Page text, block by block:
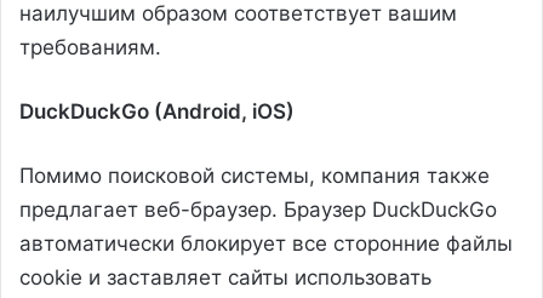
наилучшим образом соответствует вашим
требованиям.
DuckDuckGo (Android, iOS)
Помимо поисковой системы, компания также
предлагает веб-браузер. Браузер DuckDuckGo
автоматически блокирует все сторонние файлы
cookie и заставляет сайты использовать